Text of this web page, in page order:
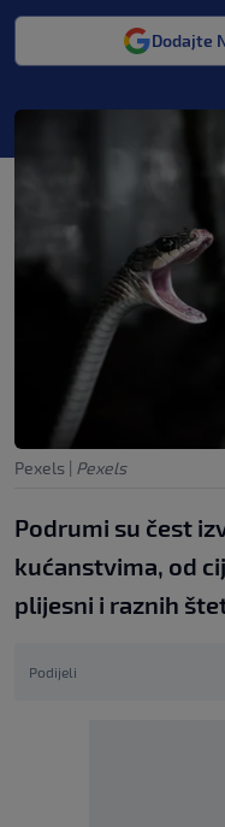
Dodajte
Pexels | Pexels
Podrumi su čest
kućanstvima, od
plijesni i raznih
Podijeli